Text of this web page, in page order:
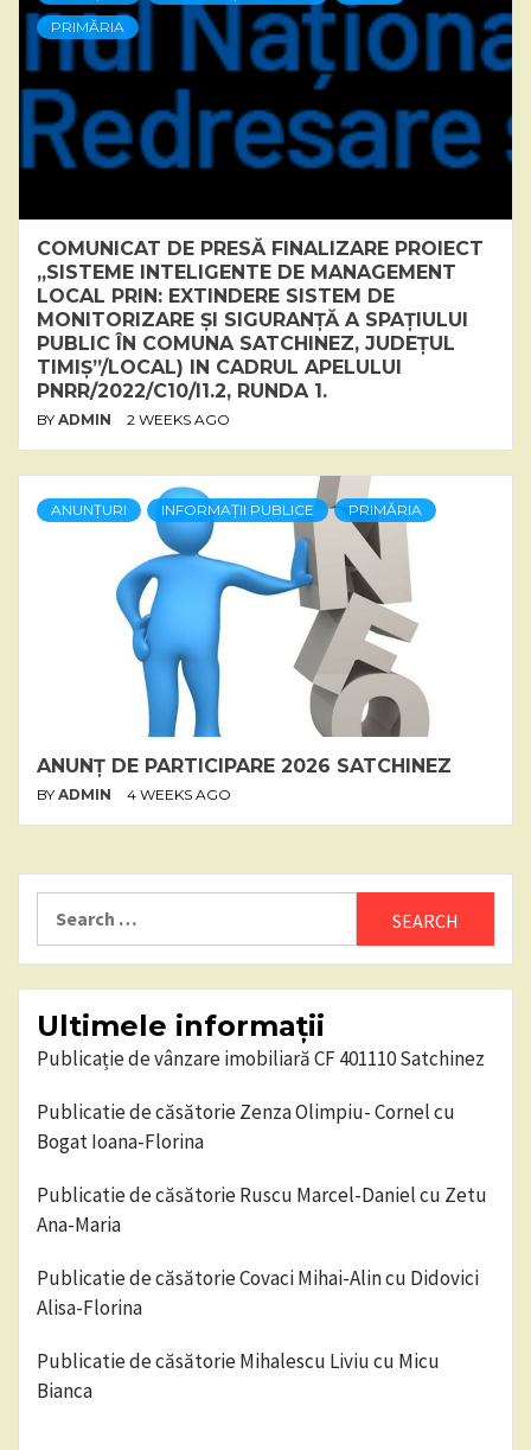
PRIMĂRIA
COMUNICAT DE PRESĂ FINALIZARE PROIECT
„SISTEME INTELIGENTE DE MANAGEMENT
LOCAL PRIN: EXTINDERE SISTEM DE
MONITORIZARE ȘI SIGURANȚĂ A SPAȚIULUI
PUBLIC ÎN COMUNA SATCHINEZ, JUDEȚUL
TIMIȘ”/LOCAL) IN CADRUL APELULUI
PNRR/2022/C10/I1.2, RUNDA 1.
BY ADMIN 2 WEEKS AGO
ANUNȚURI INFORMAȚII PUBLICE PRIMĂRIA
ANUNȚ DE PARTICIPARE 2026 SATCHINEZ
BY ADMIN 4 WEEKS AGO
Ultimele informații
Publicație de vânzare imobiliară CF 401110 Satchinez
Publicatie de căsătorie Zenza Olimpiu- Cornel cu
Bogat Ioana-Florina
Publicatie de căsătorie Ruscu Marcel-Daniel cu Zetu
Ana-Maria
Publicatie de căsătorie Covaci Mihai-Alin cu Didovici
Alisa-Florina
Publicatie de căsătorie Mihalescu Liviu cu Micu
Bianca